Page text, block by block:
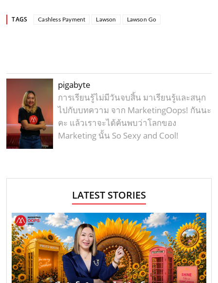
TAGS Cashless Payment Lawson Lawson Go
pigabyte
การเรียนรู้ไม่มีวันจบสิ้น มาเรียนรู้และสนุก
ไปกับบทความ จาก MarketingOops! กันนะ
คะ แล้วเราจะได้ค้นพบว่าโลกของ
Marketing นั้น So Sexy and Cool!
LATEST STORIES